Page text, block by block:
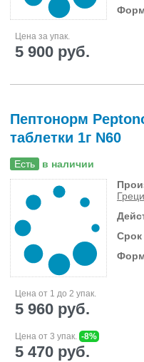
Цена за упак.
5 900 руб.
Пептонорм
таблетки 1г N60
Есть в наличии
Срок
Цена от 1 до 2 упак.
5 960 руб.
Цена от 3 упак. -8%
5 470 руб.